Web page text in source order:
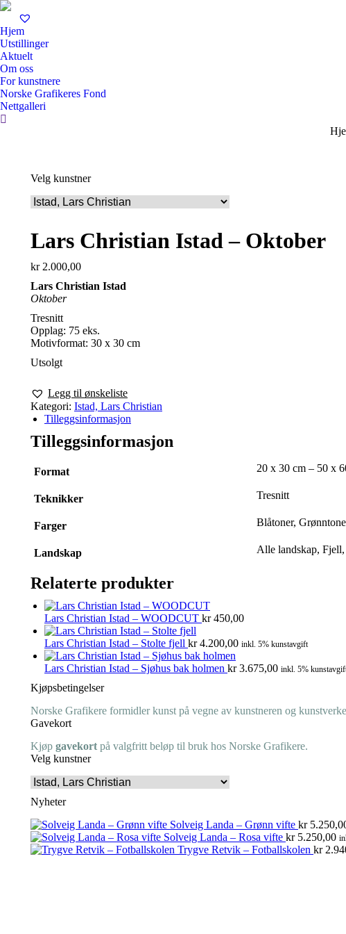
Hjem
Utstillinger
Aktuelt
Om oss
For kunstnere
Norske Grafikeres Fond
Nettgalleri
Search:
Velg kunstner
Lars Christian Istad – Oktober
kr2.000,00
Lars Christian Istad
Oktober
Tresnitt
Opplag: 75 eks.
Motivformat: 30 x 30 cm
Utsolgt
Legg til ønskeliste
Kategori: Istad, Lars Christian
Tilleggsinformasjon
Tilleggsinformasjon
Format 20 x 30 cm – 50 x
Teknikker Tresnitt
Farger Blåtoner,
Landskap Alle landskap,
Relaterte produkter
Lars Christian Istad – WOODCUT kr450,00
Lars Christian Istad – Stolte fjell kr4.200,00 inkl. 5% kunstavgift
Lars Christian Istad – Sjøhus bak holmen kr3.675,00 inkl. 5%
Kjøpsbetingelser
Norske Grafikere formidler kunst på vegne av kunstneren og
Gavekort
Kjøp gavekort på valgfritt beløp til bruk hos Norske Grafikere.
Velg kunstner
Nyheter
Solveig Landa – Grønn vifte kr
Solveig Landa – Rosa vifte kr5.250,00
Trygve Retvik – Fotballskolen kr